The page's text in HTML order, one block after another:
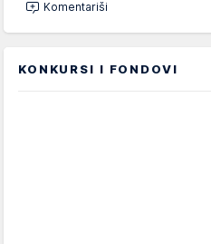
Komentariši
KONKURSI I FONDOVI